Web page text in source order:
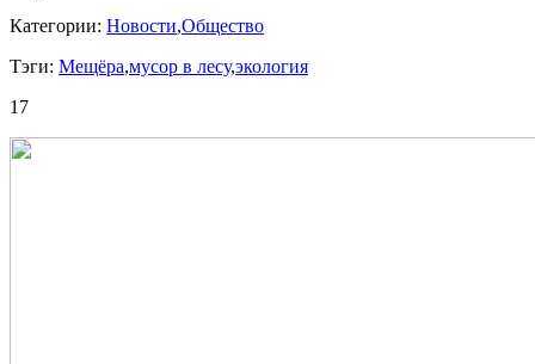
Категории: Новости,Общество
Тэги: Мещёра,мусор в лесу,экология
17